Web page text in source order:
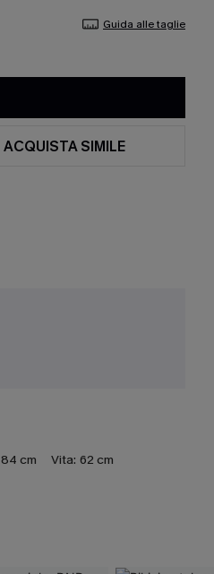
Guida alle taglie
ACQUISTA SIMILE
84 cm Vita: 62 cm